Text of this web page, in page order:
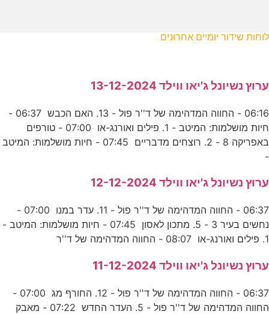
לוחות שידור יומיים אחרונים
ערוץ נשיונל ג'יאו ווילד 13-12-2024
06:16 - החווה המדהימה של ד''ר פול - 13. האם הכבש 06:37 -
חיות מושלמות: המיטב - 1. פילים ואורנג-או 07:00 - טורפים
באפריקה 8 - 2. רוצחים מדבריים 07:45 - חיות מושלמות: המיטב
-
ערוץ נשיונל ג'יאו ווילד 12-12-2024
06:37 - החווה המדהימה של ד''ר פול - 11. עדר במנו 07:00 -
נחשים בעיר 3 - 5. מתכון לאסון 07:45 - חיות מושלמות: המיטב -
1. פילים ואורנג-או 08:07 - החווה המדהימה של ד''ר
ערוץ נשיונל ג'יאו ווילד 11-12-2024
06:37 - החווה המדהימה של ד''ר פול - 12. החורף מג 07:00 -
החווה המדהימה של ד''ר פול - 5. העדר החדש 07:22 - מאבק